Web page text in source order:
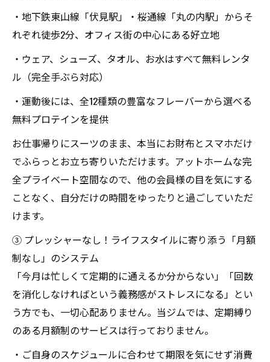
・地下鉄東山線「伏見駅」・桜通線「丸の内駅」からそ
れぞれ徒歩2分、オフィス街の中心にある好立地
・ウェア、シューズ、タオル、お水はすべて無料レンタ
ル（完全手ぶら対応）
・運動後には、全12種類の豊富なフレーバーから選べる
無料プロテインを提供
お仕事帰りにスーツのまま、本当にお財布とスマホだけ
でふらっとお立ち寄りいただけます。アットホームな完
全プライベート空間なので、他の会員様の目を気にする
ことなく、自分だけの時間をゆったりと過ごしていただ
けます。
③ プレッシャーなし！ライフスタイルに寄り添う「月額
制なし」のシステム
「今月は忙しくて定期的に通えるか分からない」「回数
を消化しなければという義務感がストレスになる」とい
う方でも、一切心配ありません。当ジムでは、定期縛り
のある月額制のサービスは行っておりません。
・ご自身のスケジュールに合わせて期限を気にせず消費